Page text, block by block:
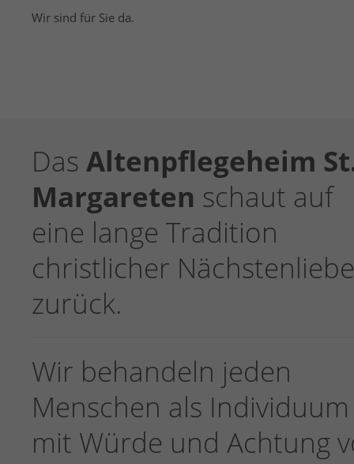
Wir sind für Sie da.
DasAltenpflegeheim
Margareten schaut auf
eine lange Tradition
christlicher
zurück.
Wir behandeln jeden
Menschen als Individuum
mit Würde und Achtung